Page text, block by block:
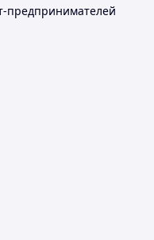
предпринимателей